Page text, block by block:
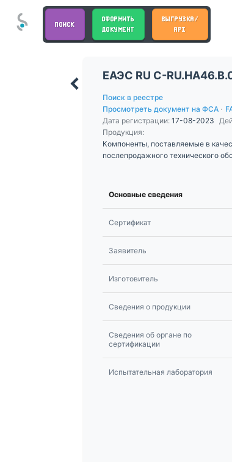
ПОИСК
ОФОРМИТЬ
ДОКУМЕНТ
ВЫГРУЗКА/
API
ЕАЭС RU С-
Поиск в реестре
Просмотреть документ на ФСА ·
Дата регистрации: 17-08-2023
Продукция:
Компоненты, поставляемые в
послепродажного технического
Основные сведения
Сертификат
Заявитель
Изготовитель
Сведения о продукции
Сведения об органе по
сертификации
Испытательная лаборатория